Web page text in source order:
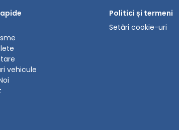
vehicule
Politici și termeni
Setări cookie-uri